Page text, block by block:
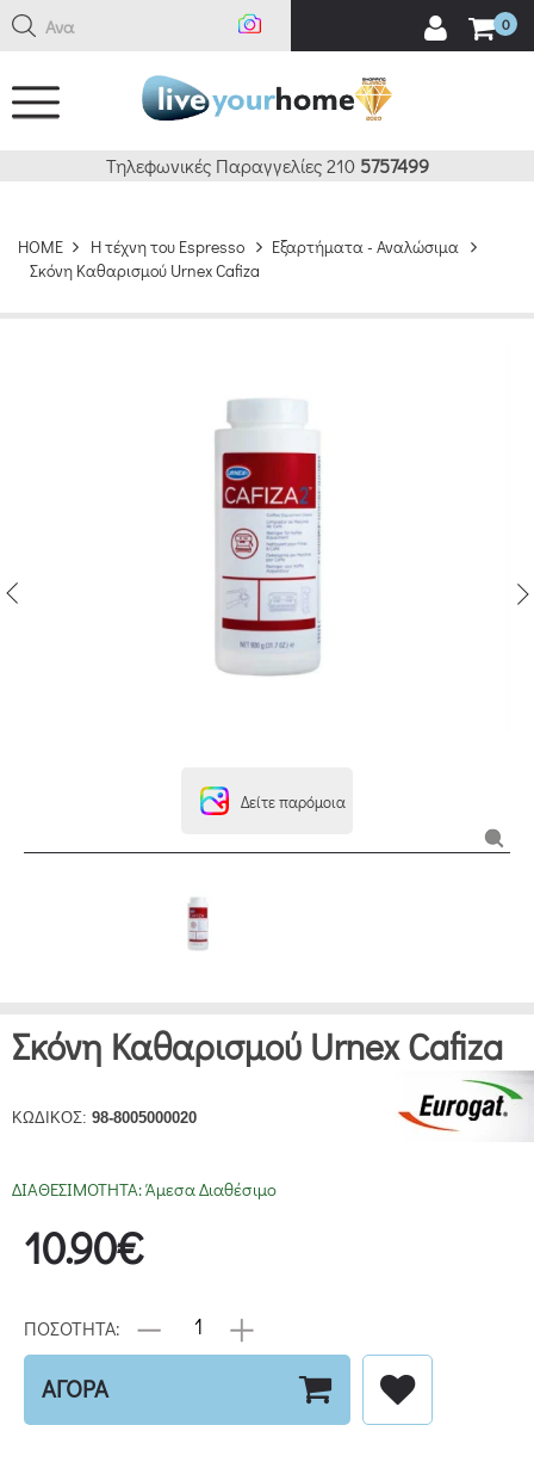
Αναζήτ 0
Τηλεφωνικές Παραγγελίες 210 5757499
HOME H τέχνη του Espresso
Εξαρτήματα - Αναλώσιμα
Σκόνη Καθαρισμού Urnex Cafiza
Δείτε παρόμοια
Σκόνη Καθαρισμού Urnex Cafiza
ΚΩΔΙΚΟΣ: 98-8005000020
ΔΙΑΘΕΣΙΜΟΤΗΤΑ:Άμεσα Διαθέσιμο
10.90€
ΠΟΣΟΤΗΤΑ:
ΑΓΟΡΑ